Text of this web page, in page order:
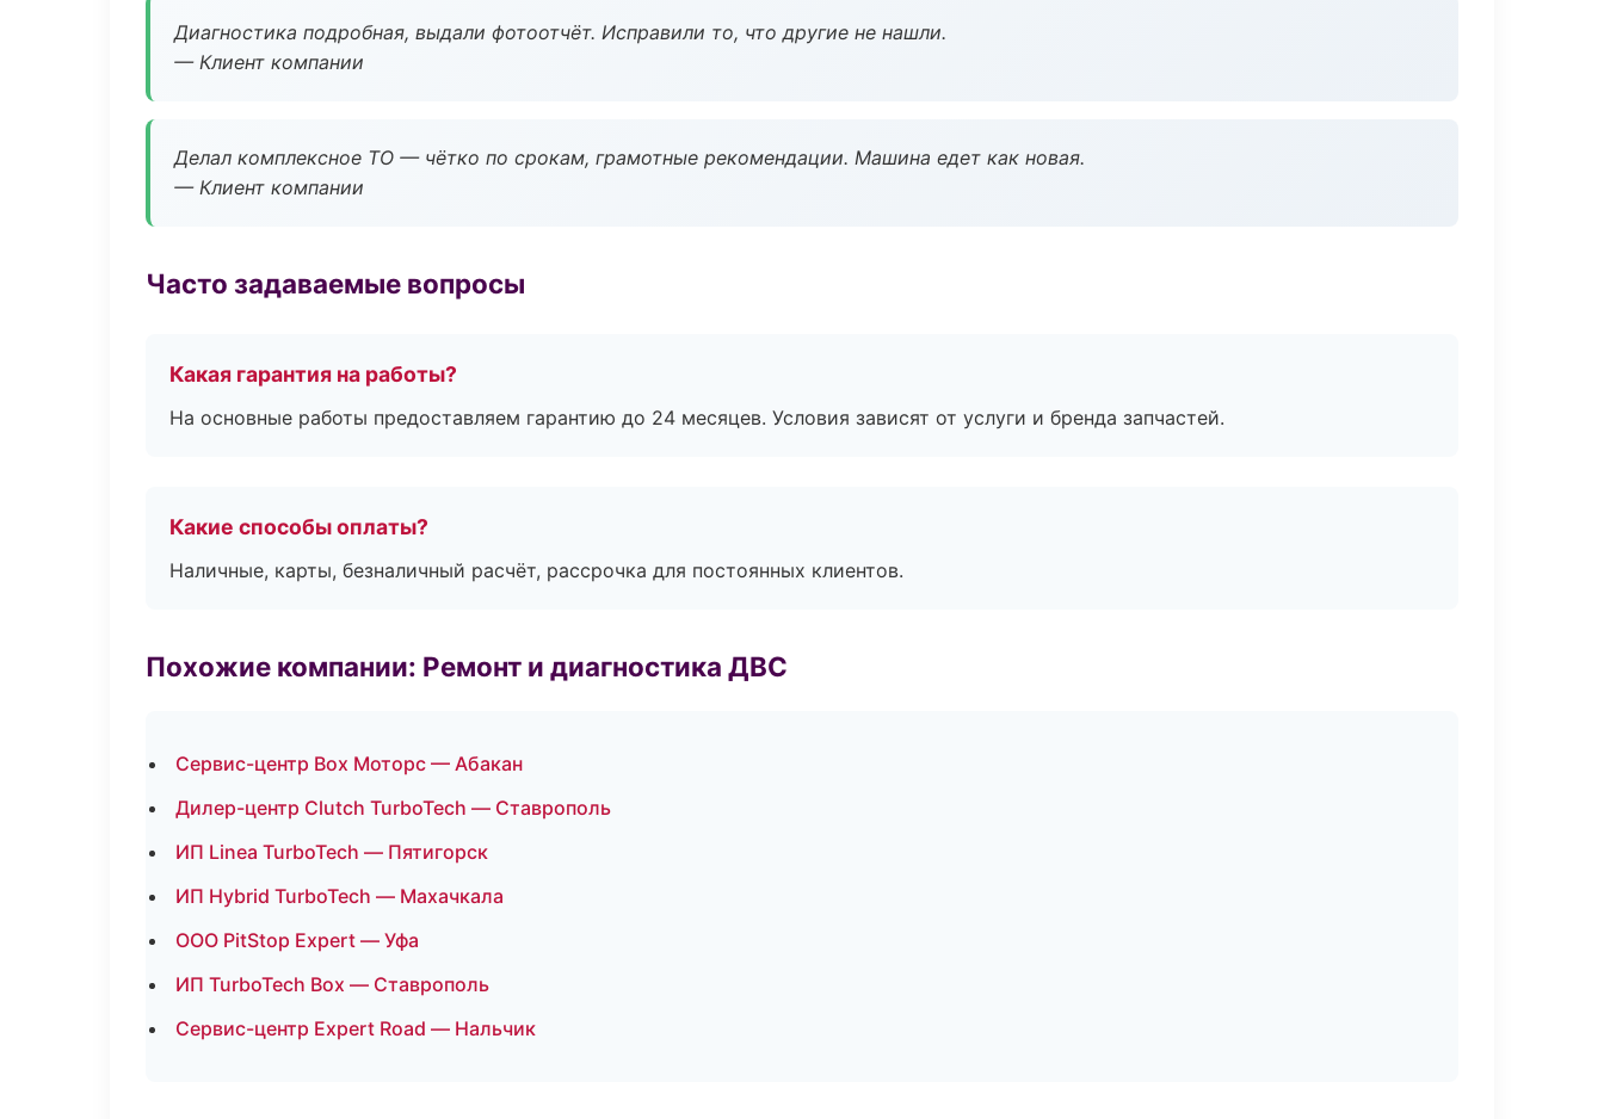
Диагностика подробная, выдали фотоотчёт. Исправили то, что другие не нашли.
— Клиент компании
Делал комплексное ТО — чётко по срокам, грамотные рекомендации. Машина едет как новая.
— Клиент компании
Часто задаваемые вопросы
Какая гарантия на работы?
На основные работы предоставляем гарантию до 24 месяцев. Условия зависят от услуги и бренда запчастей.
Какие способы оплаты?
Наличные, карты, безналичный расчёт, рассрочка для постоянных клиентов.
Похожие компании: Ремонт и диагностика ДВС
Сервис-центр Box Моторс — Абакан
Дилер-центр Clutch TurboTech — Ставрополь
ИП Linea TurboTech — Пятигорск
ИП Hybrid TurboTech — Махачкала
ООО PitStop Expert — Уфа
ИП TurboTech Box — Ставрополь
Сервис-центр Expert Road — Нальчик